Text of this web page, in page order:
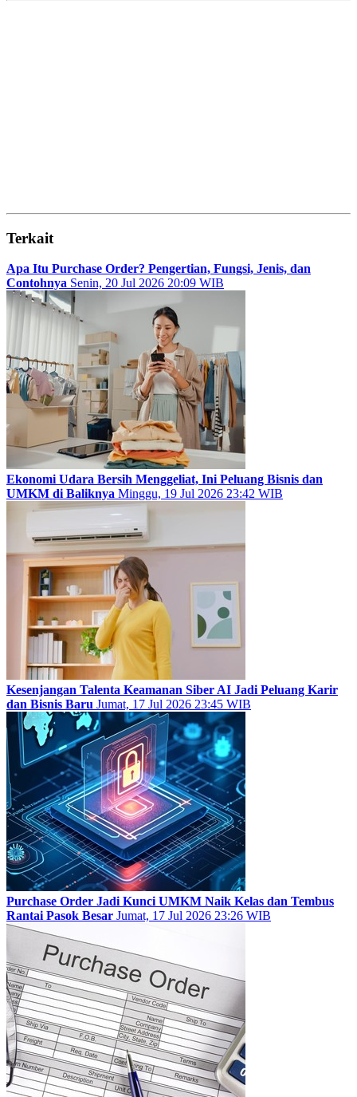
Terkait
Apa Itu Purchase Order? Pengertian, Fungsi, Jenis, dan
Contohnya Senin, 20 Jul 2026 20:09 WIB
Ekonomi Udara Bersih Menggeliat, Ini Peluang Bisnis dan
UMKM di Baliknya Minggu, 19 Jul 2026 23:42 WIB
Kesenjangan Talenta Keamanan Siber AI Jadi Peluang Karir
dan Bisnis Baru Jumat, 17 Jul 2026 23:45 WIB
Purchase Order Jadi Kunci UMKM Naik Kelas dan Tembus
Rantai Pasok Besar Jumat, 17 Jul 2026 23:26 WIB